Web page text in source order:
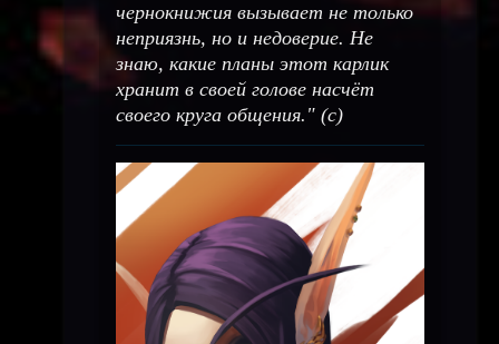
чернокнижия вызывает не только
неприязнь, но и недоверие. Не
знаю, какие планы этот карлик
хранит в своей голове насчёт
своего круга общения." (с)